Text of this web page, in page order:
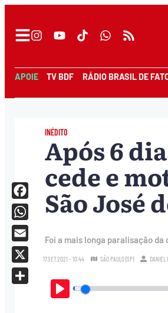
APOIE TV BDF RÁDIO BRASIL DE
INÉDITO
Após 6
cede e
São José
Foi a mais longa paralisação
17.SET.2021 - 10:44 SÃO PAULO (SP) DANIEL
Play
Facebook
WhatsApp
Email
X